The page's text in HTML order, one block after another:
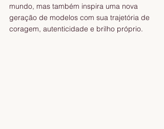
mundo, mas também inspira uma nova
geração de modelos com sua trajetória de
coragem, autenticidade e brilho próprio.